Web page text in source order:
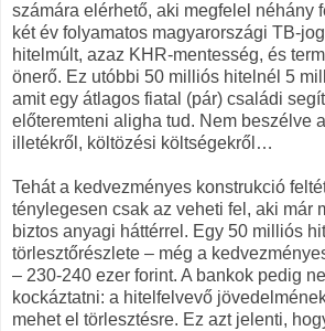
számára elérhető, aki megfelel néhány
két év folyamatos magyarországi TB-
hitelmúlt, azaz KHR-mentesség, és
önerő. Ez utóbbi 50 milliós hitelnél 5
amit egy átlagos fiatal (pár) családi
előteremteni aligha tud. Nem beszélve
illetékről, költözési költségekről…
Tehát a kedvezményes konstrukció
ténylegesen csak az veheti fel, aki már
biztos anyagi háttérrel. Egy 50 milliós
törlesztőrészlete – még a
– 230-240 ezer forint. A bankok pedig
kockáztatni: a hitelfelvevő
mehet el törlesztésre. Ez azt jelenti,